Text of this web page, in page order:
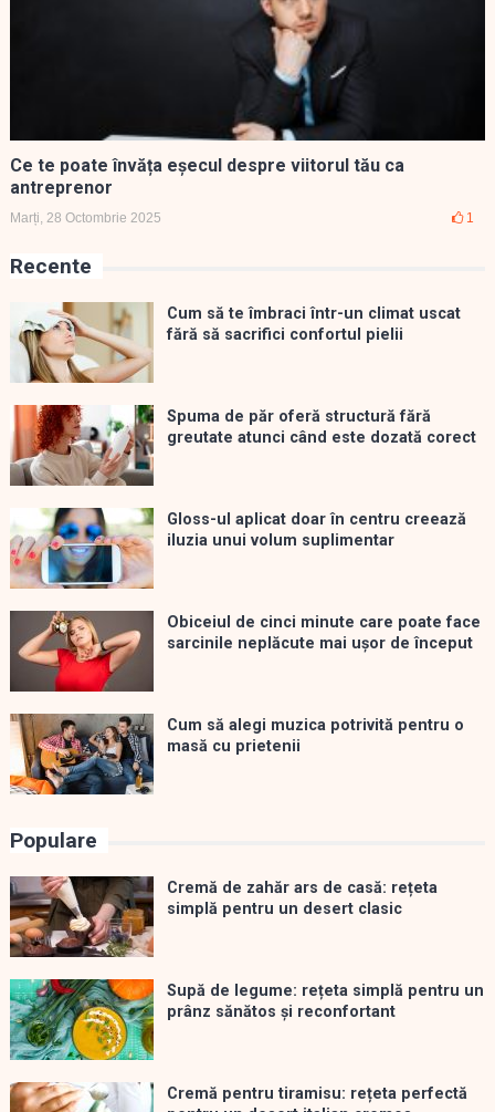
Ce te poate învăța eșecul despre viitorul tău ca
antreprenor
Marți, 28 Octombrie 2025 1
Recente
Cum să te îmbraci într-un climat uscat
fără să sacrifici confortul pielii
Spuma de păr oferă structură fără
greutate atunci când este dozată corect
Gloss-ul aplicat doar în centru creează
iluzia unui volum suplimentar
Obiceiul de cinci minute care poate face
sarcinile neplăcute mai ușor de început
Cum să alegi muzica potrivită pentru o
masă cu prietenii
Populare
Cremă de zahăr ars de casă: rețeta
simplă pentru un desert clasic
Supă de legume: rețeta simplă pentru un
prânz sănătos și reconfortant
Cremă pentru tiramisu: rețeta perfectă